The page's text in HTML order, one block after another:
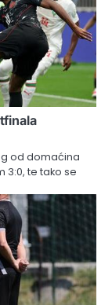
od domaćina
3:0, te tako se